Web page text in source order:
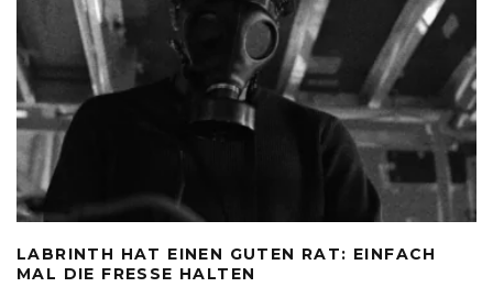
LABRINTH HAT EINEN GUTEN RAT: EINFACH
MAL DIE FRESSE HALTEN